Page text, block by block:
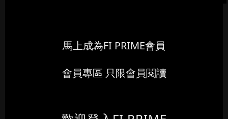
馬上成為FI PRIME會員
會員專區 只限會員閱讀